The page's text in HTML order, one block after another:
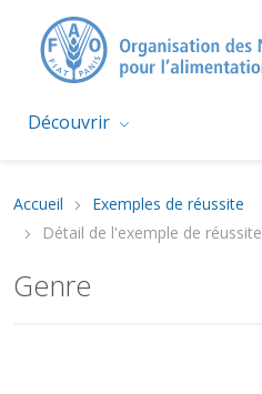
Découvrir
Accueil
Exemples de réussite
Détail de l'exemple de réussite
Genre